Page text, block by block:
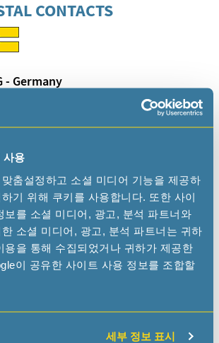
사용
춤설정하고 소셜 미디어 기능을 제공하
기 위해 쿠키를 사용합니다. 또한 사이
보를 소셜 미디어, 광고, 분석 파트너와
소셜 미디어, 광고, 분석 파트너는 귀하
용을 통해 수집되었거나 귀하가 제공한
이 공유한 사이트 사용 정보를 조합할
세부 정보 표시
CONTACTS
- Germany
com